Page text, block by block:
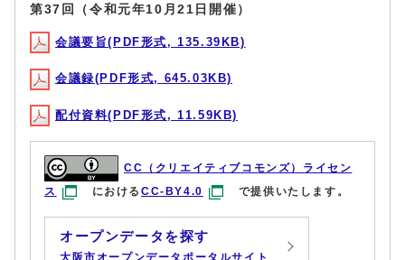
第37回（令和元年10月21日開催）
会議要旨(PDF形式, 135.39KB)
会議録(PDF形式, 645.03KB)
配付資料(PDF形式, 11.59KB)
CC（クリエイティブコモンズ）ライセン
ス
におけるCC-BY4.0 で提供いたします。
オープンデータを探す
大阪市オープンデータポータルサイト